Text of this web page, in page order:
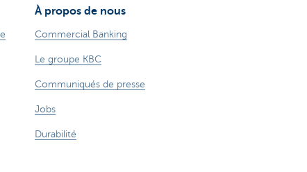
À propos de nous
Commercial Banking
Le groupe KBC
Communiqués de presse
Jobs
Durabilité